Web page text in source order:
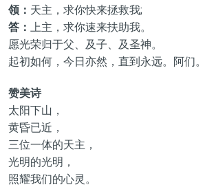
领： 天主，求你快来拯救我;
答：
上主，求你速来扶助我。
愿光荣归于父、及子、及圣神。
起初如何，今日亦然，直到永远。阿们。
赞美诗
太阳下山，
黄昏已近，
三位一体的天主，
光明的光明，
照耀我们的心灵。